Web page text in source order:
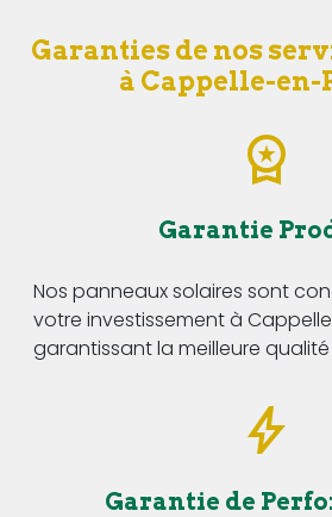
Garanties de nos
à Cappelle-en-
Garantie
Nos panneaux solaires sont
votre investissement à
garantissant la meilleure
Garantie de